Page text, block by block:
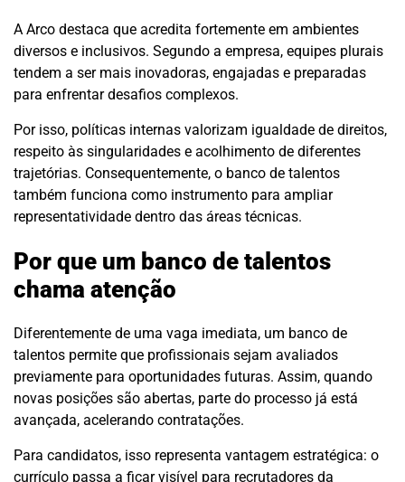
A Arco destaca que acredita fortemente em ambientes
diversos e inclusivos. Segundo a empresa, equipes plurais
tendem a ser mais inovadoras, engajadas e preparadas
para enfrentar desafios complexos.
Por isso, políticas internas valorizam igualdade de direitos,
respeito às singularidades e acolhimento de diferentes
trajetórias. Consequentemente, o banco de talentos
também funciona como instrumento para ampliar
representatividade dentro das áreas técnicas.
Por que um banco de talentos
chama atenção
Diferentemente de uma vaga imediata, um banco de
talentos permite que profissionais sejam avaliados
previamente para oportunidades futuras. Assim, quando
novas posições são abertas, parte do processo já está
avançada, acelerando contratações.
Para candidatos, isso representa vantagem estratégica: o
currículo passa a ficar visível para recrutadores da